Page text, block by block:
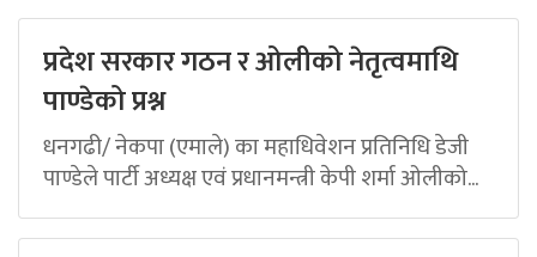
प्रदेश सरकार गठन र ओलीको नेतृत्वमाथि
पाण्डेको प्रश्न
धनगढी/ नेकपा (एमाले) का महाधिवेशन प्रतिनिधि डेजी
पाण्डेले पार्टी अध्यक्ष एवं प्रधानमन्त्री केपी शर्मा ओलीको...